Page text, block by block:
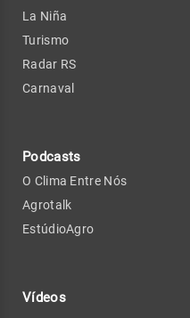
La Niña
Turismo
Radar RS
Carnaval
Podcasts
O Clima Entre Nós
Agrotalk
EstúdioAgro
Vídeos